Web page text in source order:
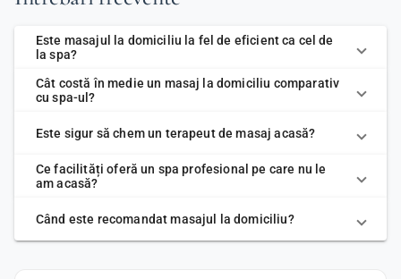
Este masajul la domiciliu la fel de eficient ca cel de
la spa?
Cât costă în medie un masaj la domiciliu comparativ
cu spa-ul?
Este sigur să chem un terapeut de masaj acasă?
Ce facilități oferă un spa profesional pe care nu le
am acasă?
Când este recomandat masajul la domiciliu?